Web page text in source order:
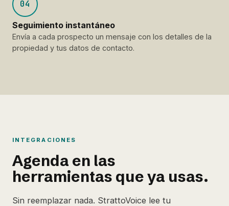
04
Seguimiento instantáneo
Envía a cada prospecto un mensaje con los detalles de la
propiedad y tus datos de contacto.
INTEGRACIONES
Agenda en las
herramientas que ya usas.
Sin reemplazar nada. StrattoVoice lee tu